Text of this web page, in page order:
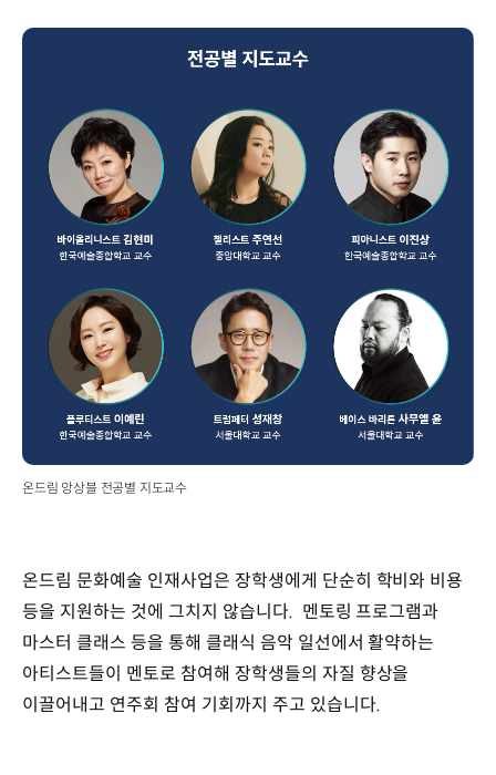
온드림 앙상블 전공별 지도교수
온드림 문화예술 인재사업은 장학생에게 단순히 학비와 비용
등을 지원하는 것에 그치지 않습니다. 멘토링 프로그램과
마스터 클래스 등을 통해 클래식 음악 일선에서 활약하는
아티스트들이 멘토로 참여해 장학생들의 자질 향상을
이끌어내고 연주회 참여 기회까지 주고 있습니다.